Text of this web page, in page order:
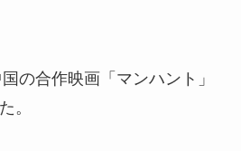
の合作映画「マンハント」
。